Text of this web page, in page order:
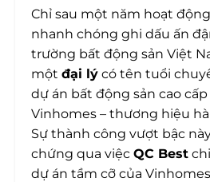
Chỉ sau một năm hoạt
nhanh chóng ghi dấu ấn
trường bất động sản Việt
mộtđại lý có tên tuổi
dự án bất động sản cao
Vinhomes – thương hiệu
Sự thành công vượt bậc
chứng qua việcQC Best
dự án tầm cỡ của